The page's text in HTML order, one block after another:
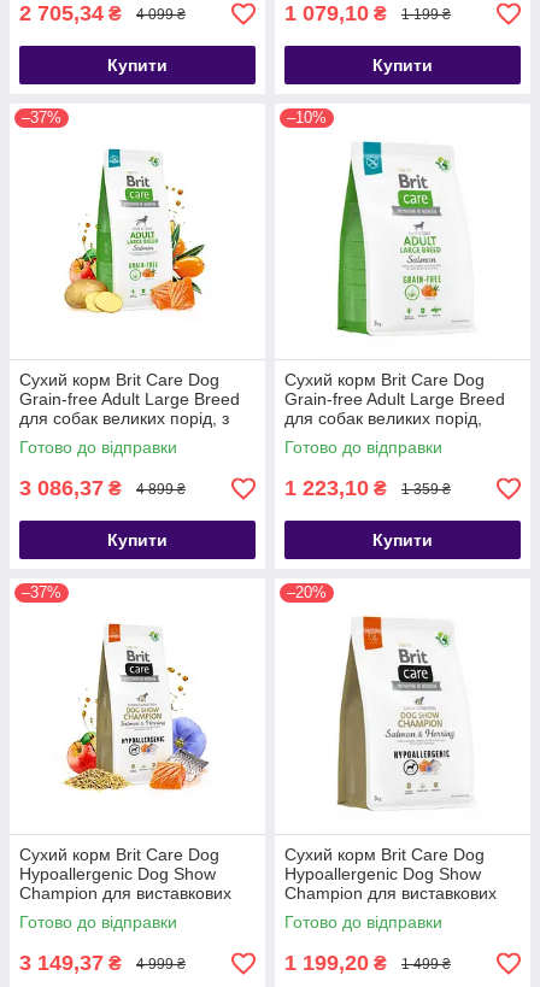
2 705,34 ₴ 4 099 ₴
Купити
1 079,10 ₴ 1 199 ₴
Купити
–37%
Сухий корм Brit Care Dog
Grain-free Adult Large Breed
для собак великих порід, з
лососем, 12 кг
Готово до відправки
3 086,37 ₴ 4 899 ₴
Купити
–10%
Сухий корм Brit Care Dog
Grain-free Adult Large Breed
для собак великих порід,
беззерновий з лососем, 3 кг
Готово до відправки
1 223,10 ₴ 1 359 ₴
Купити
–37%
Сухий корм Brit Care Dog
Hypoallergenic Dog Show
Champion для виставкових
собак, з лососем і
оселедцем, 12 кг
Готово до відправки
3 149,37 ₴ 4 999 ₴
–20%
Сухий корм Brit Care Dog
Hypoallergenic Dog Show
Champion для виставкових
собак, з лососем і
оселедцем, 3 кг
Готово до відправки
1 199,20 ₴ 1 499 ₴